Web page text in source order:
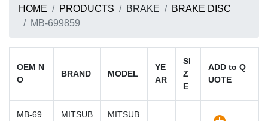
HOME PRODUCTS BRAKE
BRAKE DISC
MB-699859
OEM N
O
BRAND MODEL
YE
AR
SI
Z
E
ADD to Q
UOTE
MB-69
MITSUB
MITSUB